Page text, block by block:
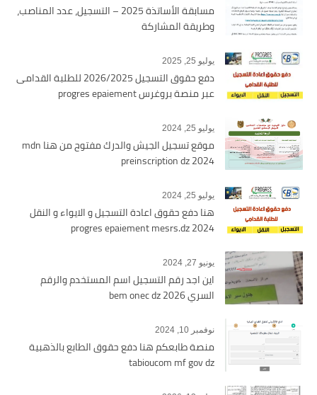
مسابقة الأساتذة 2025 – التسجيل، عدد المناصب،
وطريقة المشاركة
يوليو 25, 2025
دفع حقوق التسجيل 2026/2025 للطلبة القدامى
عبر منصة بروغرس progres epaiement
يوليو 25, 2024
موقع تسجيل الجيش والدرك مفتوح من هنا mdn
preinscription dz 2024
يوليو 25, 2024
هنا دفع حقوق اعادة التسجيل و الايواء و النقل
2024 progres epaiement mesrs.dz
يونيو 27, 2024
اين اجد رقم التسجيل اسم المستخدم والرقم
السري bem onec dz 2026
نوفمبر 10, 2024
منصة طابعكم هنا دفع حقوق الطابع بالذهبية
tabioucom mf gov dz